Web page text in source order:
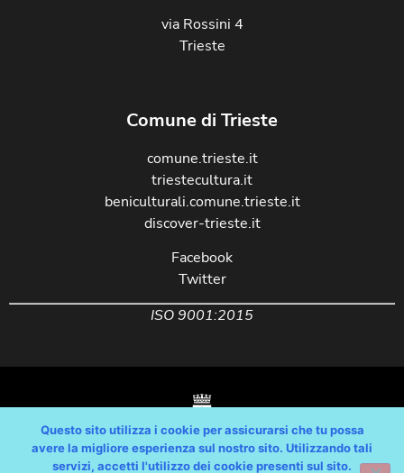
via Rossini 4
Trieste
Comune di Trieste
comune.trieste.it
triestecultura.it
beniculturali.comune.trieste.it
discover-trieste.it
Facebook
Twitter
ISO 9001:2015
Questo sito utilizza i cookie per assicurarsi che tu possa
avere la migliore esperienza sul nostro sito. Utilizzando tali
servizi, accetti l'utilizzo dei cookie presenti sul sito.